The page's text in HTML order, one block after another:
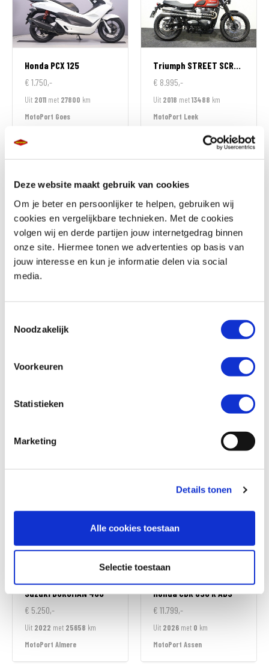
Deze website maakt gebruik van cookies
Om je beter en persoonlijker te helpen, gebruiken wij
cookies en vergelijkbare technieken. Met de cookies
volgen wij en derde partijen jouw internetgedrag binnen
onze site. Hiermee tonen we advertenties op basis van
jouw interesse en kun je informatie delen via social
media.
Noodzakelijk
Voorkeuren
Statistieken
Marketing
Details tonen
Alle cookies toestaan
Selectie toestaan
Honda PCX 125
€ 1.750,-
Uit 2011 met 27800 km
MotoPort Goes
Triumph STREET SCRAMBLER 900
€ 8.995,-
Uit 2018 met13488 km
MotoPort Leek
BMW
R 1250 RT
€ 18.290,-
Uit2019
Honda
XL 750 TRANSALP
€ 12.699,-
MotoPort Goes
XL 750 TRANSALP
MotoPort Goes
SuzukiBURGMAN 400
€ 5.250,-
Uit 2022 met 25658 km
MotoPort Almere
HondaCBR 650 R ABS
€ 11.799,-
Uit 2026 met 0 km
MotoPort Assen